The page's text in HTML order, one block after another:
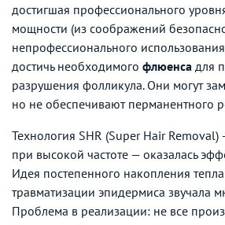
достигшая профессионального
мощности (из соображений
непрофессионального
достичь необходимого флюенса для
разрушения фолликула. Они могут
но не обеспечивают перманентного
Технология SHR (Super Hair
при высокой частоте — оказалась
Идея постепенного накопления
травматизации эпидермиса звучала
Проблема в реализации: не все